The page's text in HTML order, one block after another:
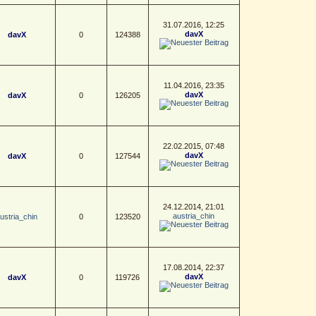
davX 0 124388
31.07.2016, 12:25
davX
davX 0 126205
11.04.2016, 23:35
davX
davX 0 127544
22.02.2015, 07:48
davX
0 123520
24.12.2014, 21:01
austria_chin
davX 0 119726
17.08.2014, 22:37
davX